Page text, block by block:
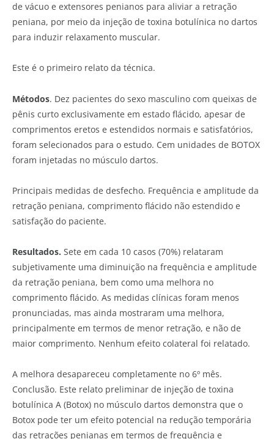
de vácuo e extensores penianos para aliviar a retração
peniana, por meio da injeção de toxina botulínica no dartos
para induzir relaxamento muscular.
Este é o primeiro relato da técnica.
Métodos. Dez pacientes do sexo masculino com queixas de
pênis curto exclusivamente em estado flácido, apesar de
comprimentos eretos e estendidos normais e satisfatórios,
foram selecionados para o estudo. Cem unidades de BOTOX
foram injetadas no músculo dartos.
Principais medidas de desfecho. Frequência e amplitude da
retração peniana, comprimento flácido não estendido e
satisfação do paciente.
Resultados. Sete em cada 10 casos (70%) relataram
subjetivamente uma diminuição na frequência e amplitude
da retração peniana, bem como uma melhora no
comprimento flácido. As medidas clínicas foram menos
pronunciadas, mas ainda mostraram uma melhora,
principalmente em termos de menor retração, e não de
maior comprimento. Nenhum efeito colateral foi relatado.
A melhora desapareceu completamente no 6º mês.
Conclusão. Este relato preliminar de injeção de toxina
botulínica A (Botox) no músculo dartos demonstra que o
Botox pode ter um efeito potencial na redução temporária
das retrações penianas em termos de frequência e